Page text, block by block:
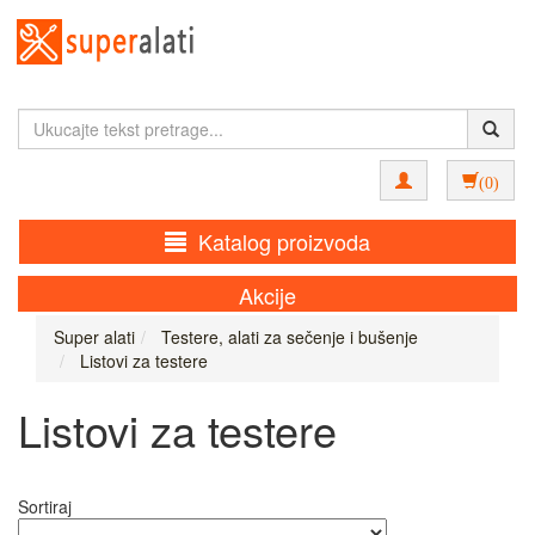
(0)
Katalog proizvoda
Akcije
Super alati
Testere, alati za sečenje i bušenje
Listovi za testere
Listovi za testere
Sortiraj